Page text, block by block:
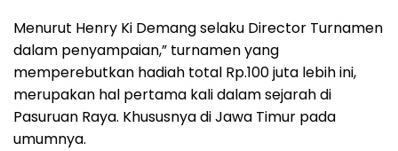
Menurut Henry Ki Demang selaku Director Turnamen
dalam penyampaian,” turnamen yang
memperebutkan hadiah total Rp.100 juta lebih ini,
merupakan hal pertama kali dalam sejarah di
Pasuruan Raya. Khususnya di Jawa Timur pada
umumnya.